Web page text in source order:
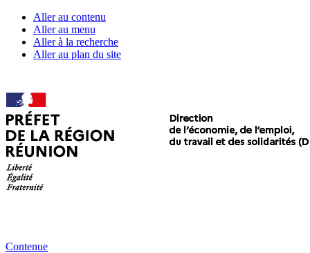
Aller au contenu
Aller au menu
Aller à la recherche
Aller au plan du site
Contenue